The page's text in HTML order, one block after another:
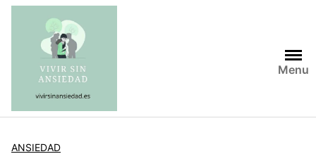
Saltar
contenido
Menu
ANSIEDAD